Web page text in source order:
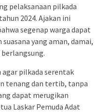
pelaksanaan pilkada
2024. Ajakan ini
segenap warga dapat
yang aman, damai,
agar pilkada serentak
tenang dan tertib, tanpa
dapat merugikan
Laskar Pemuda Adat